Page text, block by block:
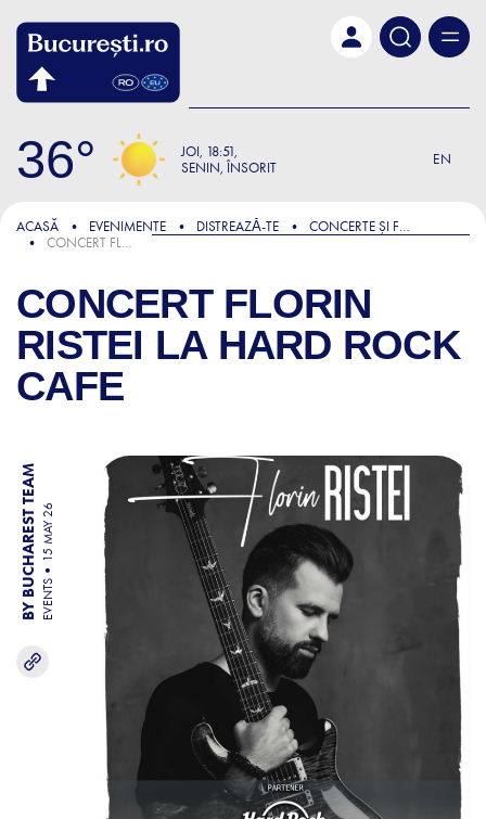
36 JOI 18:51
SENIN, ÎNSORIT
EN
ACASĂ EVENIMENTE DISTREAZǍ-TE
CONCERTE ȘI FESTIVALURI
CONCERT FLORIN RISTEI LA HARD ROCK CAFE
CONCERT FLORIN
RISTEI LA HARD ROCK
CAFE
BY BUCHAREST TEAM EVENTS
15 MAY 26